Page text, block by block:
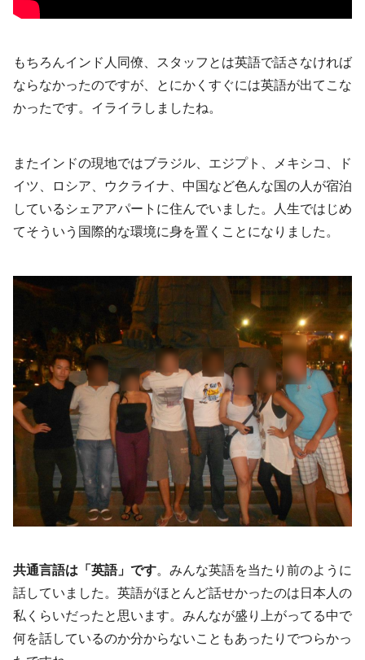
もちろんインド人同僚、スタッフとは英語で話さなければ
ならなかったのですが、とにかくすぐには英語が出てこな
かったです。イライラしましたね。
またインドの現地ではブラジル、エジプト、メキシコ、ド
イツ、ロシア、ウクライナ、中国など色んな国の人が宿泊
しているシェアアパートに住んでいました。人生ではじめ
てそういう国際的な環境に身を置くことになりました。
共通言語は「英語」です。みんな英語を当たり前のように
話していました。英語がほとんど話せかったのは日本人の
私くらいだったと思います。みんなが盛り上がってる中で
何を話しているのか分からないこともあったりでつらかっ